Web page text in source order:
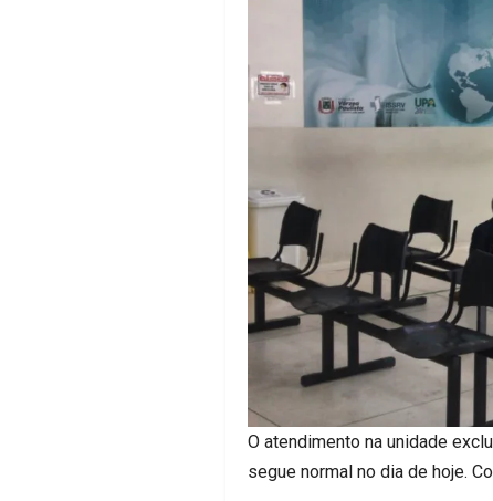
O atendimento na unidade
segue normal no dia de hoje.